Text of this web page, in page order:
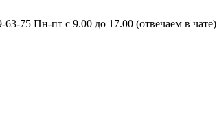
75 Пн-пт с 9.00 до 17.00 (отвечаем в чате)